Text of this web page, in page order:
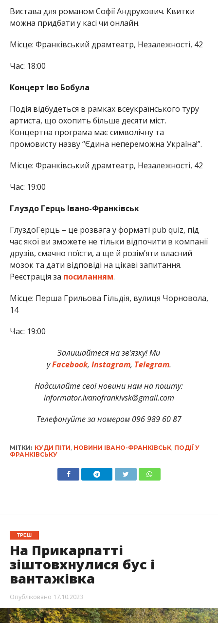
Вистава для романом Софії Андрухович. Квитки
можна придбати у касі чи онлайн.
Місце: Франківський драмтеатр, Незалежності, 42
Час: 18:00
Концерт Іво Бобула
Подія відбудеться в рамках всеукраїнського туру
артиста, що охопить більше десяти міст.
Концертна програма має символічну та
промовисту назву “Єдина непереможна Україна!”.
Місце: Франківський драмтеатр, Незалежності, 42
Час: 19:00
Глуздо Герць Івано-Франківськ
ГлуздоГерць – це розвага у форматі pub quiz, під
час якої ви зможете не тільки відпочити в компанії
друзів, смачно поїсти, а ще й розім’яти власний
мозок та дати відповіді на цікаві запитання.
Реєстрація за посиланням.
Місце: Перша Грильова Гільдія, вулиця Чорновола,
14
Час: 19:00
Залишайтеся на зв’язку! Ми
уFacebook, Instagram, Telegram.
Надсилайте свої новини нам на пошту:
informator.ivanofrankivsk@gmail.com
Телефонуйте за номером 096 989 60 87
МІТКИ: КУДИ ПІТИ НОВИНИ ІВАНО-ФРАНКІВСЬК, ПОДІЇ У
ФРАНКІВСЬКУ
ТРЕШ
На Прикарпатті
зіштовхнулися бус і
вантажівка
Опубліковано 17.10.2023